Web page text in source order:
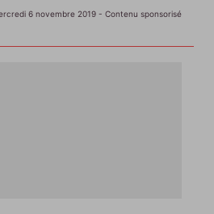
6 novembre 2019 - Contenu sponsorisé